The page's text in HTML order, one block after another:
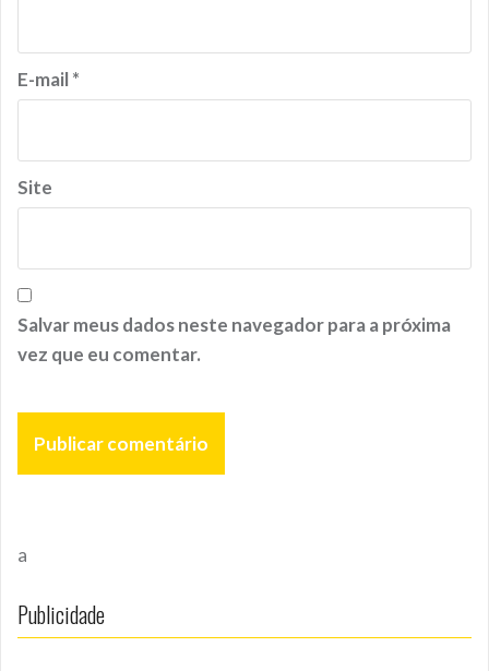
E-mail*
Site
Salvar meus dados neste navegador para a próxima
vez que eu comentar.
a
Publicidade